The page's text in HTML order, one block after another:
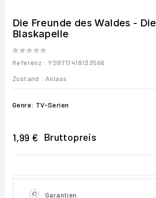
Die Freunde des Waldes - Die
Blaskapelle
Referenz : YS8717418133566
Zustand : Anlass
Genre: TV-Serien
1,99 € Bruttopreis
Garantien